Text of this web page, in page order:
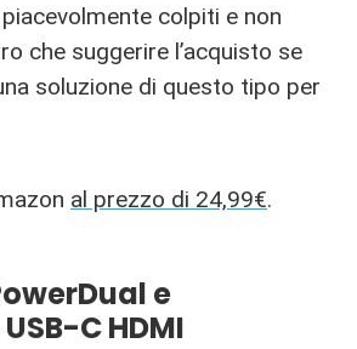
colpiti e non
che suggerire l’acquisto se
soluzione di questo tipo per
al prezzo di 24,99€.
e
C HDMI